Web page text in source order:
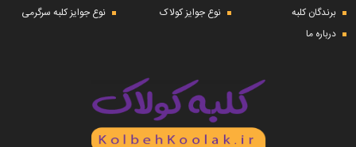
برندگان کلبه
نوع جوایز کولاک
نوع جوایز کلبه سرگرمی
درباره ما